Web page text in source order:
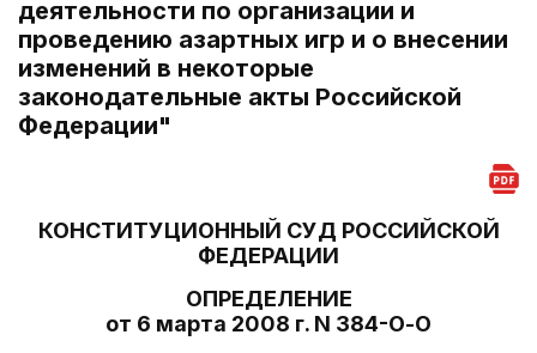
деятельности по организации и
проведению азартных игр и о внесении
изменений в некоторые
законодательные акты Российской
Федерации"
КОНСТИТУЦИОННЫЙ СУД РОССИЙСКОЙ
ФЕДЕРАЦИИ
ОПРЕДЕЛЕНИЕ
от 6 марта 2008 г. N 384-О-О